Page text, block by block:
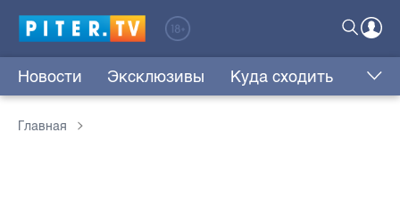
Новости Эксклюзивы Куда сходить
Главная